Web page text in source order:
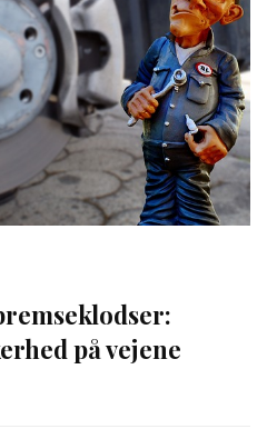
på vejene